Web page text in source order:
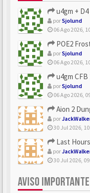
u4gm + D4
porSjolund
06 Ago 2026,
POE2
porSjolund
06 Ago 2026,
u4gm CFB 27
porSjolund
06 Ago 2026,
Aion 2
por
30 Jul 2026,
Last Hours of
por
30 Jul 2026,
AVISO IMPORTANTE